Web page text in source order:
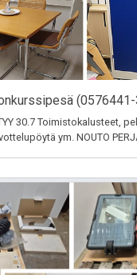
(0576441-
30.7 Toimistokalusteet,
ym. NOUTO